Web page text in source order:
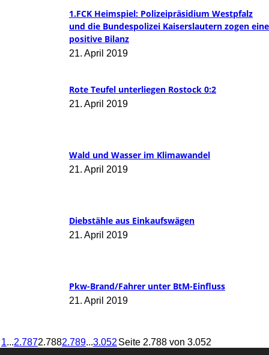
1.FCK Heimspiel: Polizeipräsidium Westpfalz
und die Bundespolizei Kaiserslautern zogen eine
positive Bilanz
21. April 2019
Rote Teufel unterliegen Rostock 0:2
21. April 2019
Wald und Wasser im Klimawandel
21. April 2019
Diebstähle aus Einkaufswägen
21. April 2019
Pkw-Brand/Fahrer unter BtM-Einfluss
21. April 2019
1...2.7872.7882.789...3.052 Seite 2.788 von 3.052